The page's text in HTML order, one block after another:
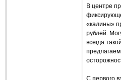
В центре
«калины»
рублей.
всегда